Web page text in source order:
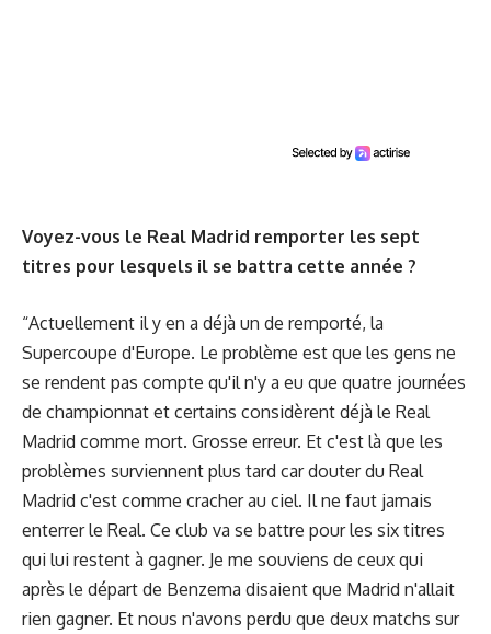
Voyez-vous le Real Madrid remporter les sept
titres pour lesquels il se battra cette année ?
“Actuellement il y en a déjà un de remporté, la
Supercoupe d'Europe. Le problème est que les gens ne
se rendent pas compte qu'il n'y a eu que quatre journées
de championnat et certains considèrent déjà le Real
Madrid comme mort. Grosse erreur. Et c'est là que les
problèmes surviennent plus tard car douter du Real
Madrid c'est comme cracher au ciel. Il ne faut jamais
enterrer le Real. Ce club va se battre pour les six titres
qui lui restent à gagner. Je me souviens de ceux qui
après le départ de Benzema disaient que Madrid n'allait
rien gagner. Et nous n'avons perdu que deux matchs sur